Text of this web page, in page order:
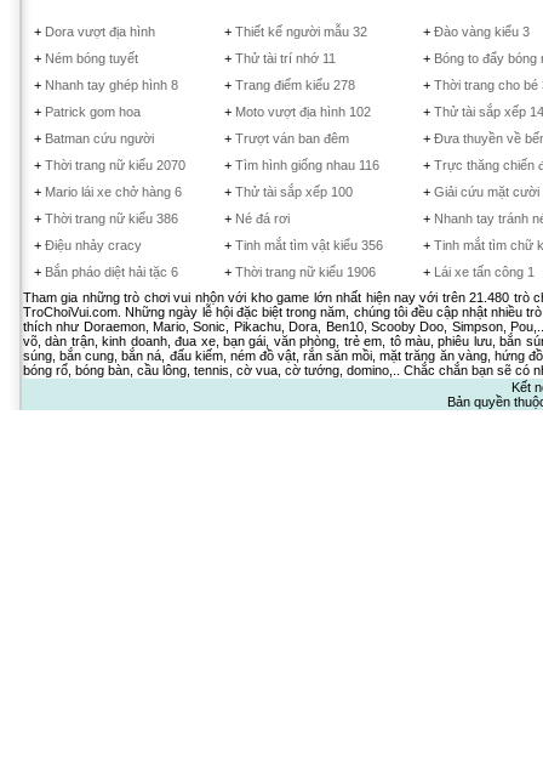
+ Dora vượt địa hình + Thiết kế người mẫu 32 + Đào vàng kiểu 3
+ Ném bóng tuyết + Thử tài trí nhớ 11 + Bóng to đẩy bóng
+ Nhanh tay ghép hình 8 + Trang điểm kiểu 278 + Thời trang cho bé
+ Patrick gom hoa + Moto vượt địa hình 102 + Thử tài sắp xếp
+ Batman cứu người + Trượt ván ban đêm + Đưa thuyền về
+ Thời trang nữ kiểu 2070 + Tìm hình giống nhau 116 + Trực thăng chiến
+ Mario lái xe chở hàng 6 + Thử tài sắp xếp 100 + Giải cứu mặt cười
+ Thời trang nữ kiểu 386 + Né đá rơi + Nhanh tay tránh
+ Điệu nhảy cracy + Tinh mắt tìm vật kiểu 356 + Tinh mắt tìm chữ
+ Bắn pháo diệt hải tặc 6 + Thời trang nữ kiểu 1906 + Lái xe tấn công 1
Tham gia những trò chơi vui nhộn với kho game lớn nhất hiện nay với trên 21.480
TroChoiVui.com. Những ngày lễ hội đặc biệt trong năm, chúng tôi đều cập nhật nhiều
thích như Doraemon, Mario, Sonic, Pikachu, Dora, Ben10, Scooby Doo, Simpson,
võ, dàn trận, kinh doanh, đua xe, bạn gái, văn phòng, trẻ em, tô màu, phiêu lưu, bắn
súng, bắn cung, bắn ná, đấu kiếm, ném đồ vật, rắn săn mồi, mặt trăng ăn vàng,
bóng rổ, bóng bàn, cầu lông, tennis, cờ vua, cờ tướng, domino,.. Chắc chắn bạn sẽ có
Kết
Bản quyền